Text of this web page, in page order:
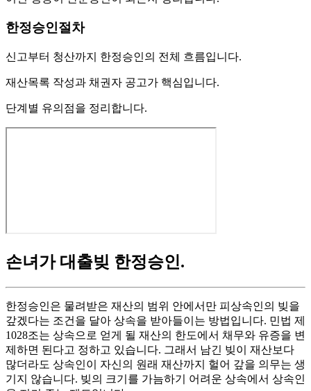
한정승인절차
신고부터 청산까지 한정승인의 전체 흐름입니다.
재산목록 작성과 채권자 공고가 핵심입니다.
단계별 유의점을 정리합니다.
손녀가 대출빚 한정승인.
한정승인은 물려받은 재산의 범위 안에서만 피상속인의 빚을
갚겠다는 조건을 달아 상속을 받아들이는 방법입니다. 민법 제
1028조는 상속으로 얻게 될 재산의 한도에서 채무와 유증을 변
제하면 된다고 정하고 있습니다. 그래서 남긴 빚이 재산보다
많더라도 상속인이 자신의 원래 재산까지 헐어 갚을 의무는 생
기지 않습니다. 빚의 크기를 가늠하기 어려운 상속에서 상속인